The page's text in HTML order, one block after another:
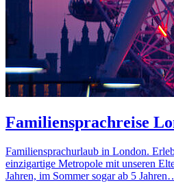
Familiensprachreise
Familiensprachurlaub in London.
einzigartige Metropole mit unseren
Jahren, im Sommer sogar ab 5